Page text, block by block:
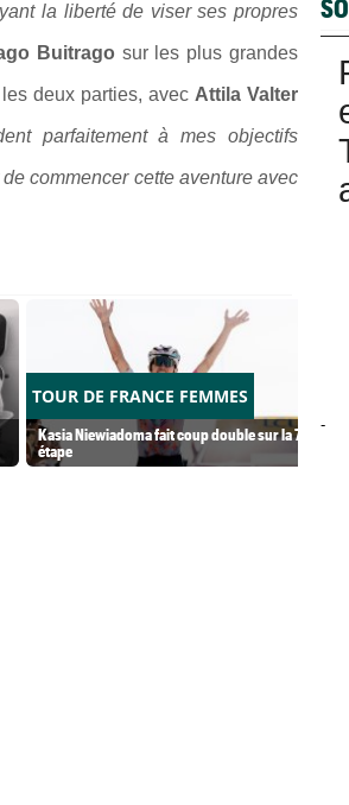
la liberté de viser ses propres
Buitrago sur les plus grandes
deux parties, avec Attila Valter
parfaitement à mes objectifs
commencer cette aventure avec
TOUR DE FRANCE FEMMES
Kasia Niewiadoma fait coup double sur la 7e
étape
-